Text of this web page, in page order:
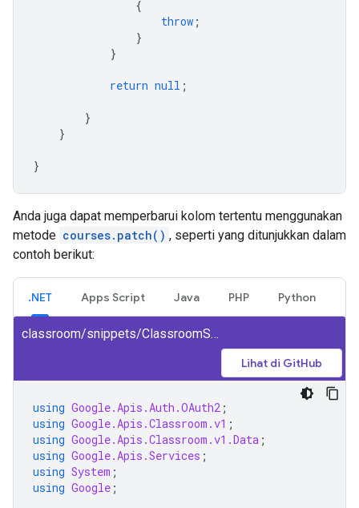
{
throw ;
}
}
return null ;
}
}
}
Anda juga dapat memperbarui kolom tertentu menggunakan
metode courses.patch() , seperti yang ditunjukkan dalam
contoh berikut:
.NET Apps Script Java PHP Python
classroom/snippets/ClassroomSnippets/PatchCourse.cs
Lihat di GitHub
using Google.Apis.Auth.OAuth2 ;
using Google.Apis.Classroom.v1 ;
using Google.Apis.Classroom.v1.Data ;
using Google.Apis.Services ;
using System ;
using Google ;